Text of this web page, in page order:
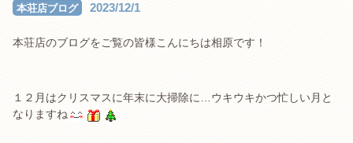
本荘店ブログ 2023/12/1
本荘店のブログをご覧の皆様こんにちは相原です！
１２月はクリスマスに年末に大掃除に…ウキウキかつ忙しい月と
なりますね